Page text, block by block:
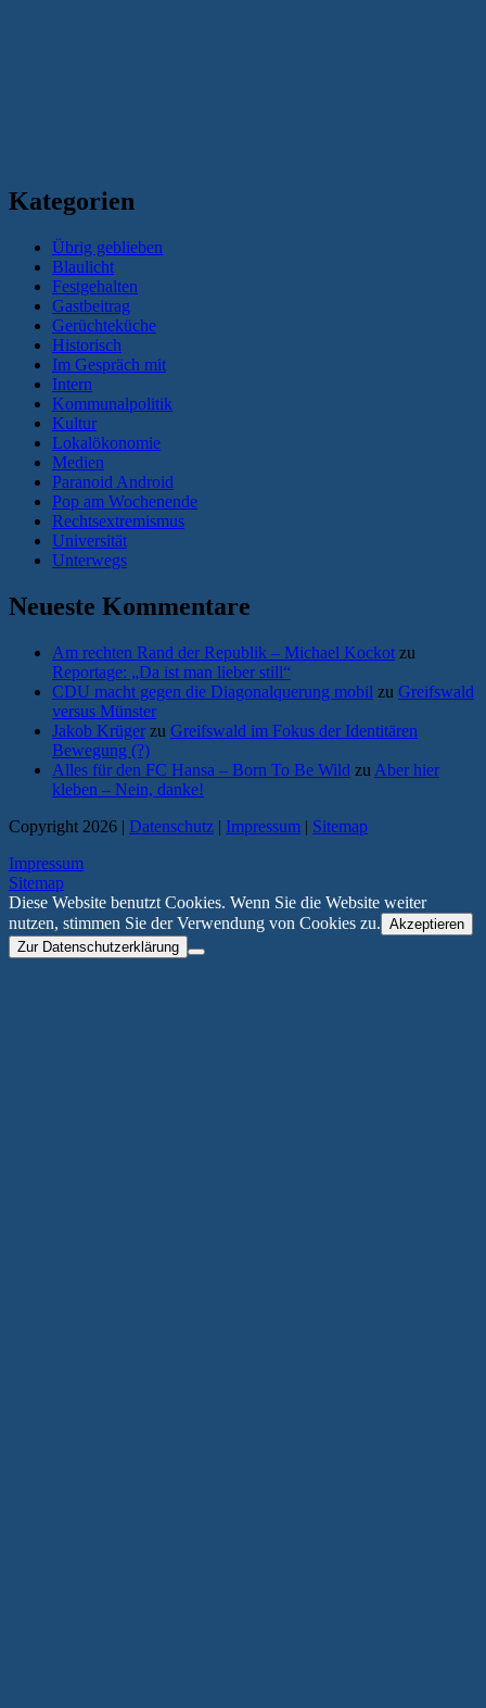
Kategorien
Übrig geblieben
Blaulicht
Festgehalten
Gastbeitrag
Gerüchteküche
Historisch
Im Gespräch mit
Intern
Kommunalpolitik
Kultur
Lokalökonomie
Medien
Paranoid Android
Pop am Wochenende
Rechtsextremismus
Universität
Unterwegs
Neueste Kommentare
Am rechten Rand der Republik – Michael Kockot zu
Reportage: „Da ist man lieber still“
CDU macht gegen die Diagonalquerung mobil zu Greifswald
versus Münster
Jakob Krüger zu Greifswald im Fokus der Identitären
Bewegung (?)
Alles für den FC Hansa – Born To Be Wild zu Aber hier
kleben – Nein, danke!
Copyright 2026 | Datenschutz | Impressum | Sitemap
Impressum
Sitemap
Diese Website benutzt Cookies. Wenn Sie die Website weiter
nutzen, stimmen Sie der Verwendung von Cookies zu. Akzeptieren
Zur Datenschutzerklärung